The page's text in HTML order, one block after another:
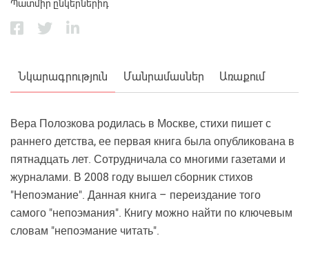
Պատմիր ընկերներիդ
Նկարագրություն Մանրամասներ Առաքում
Вера Полозкова родилась в Москве, стихи пишет с
раннего детства, ее первая книга была опубликована в
пятнадцать лет. Сотрудничала со многими газетами и
журналами. В 2008 году вышел сборник стихов
"Непоэмание". Данная книга – переиздание того
самого "непоэмания". Книгу можно найти по ключевым
словам "непоэмание читать".